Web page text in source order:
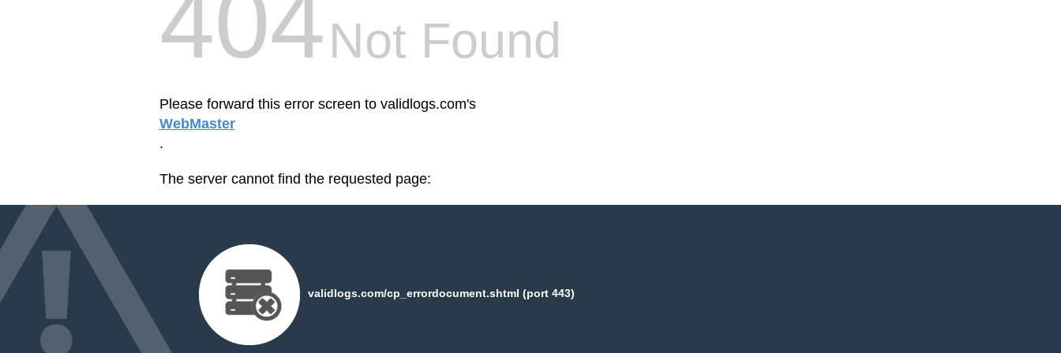
404Not Found
Please forward this error screen to validlogs.com's
WebMaster
.
The server cannot find the requested page:
validlogs.com/cp_errordocument.shtml (port 443)